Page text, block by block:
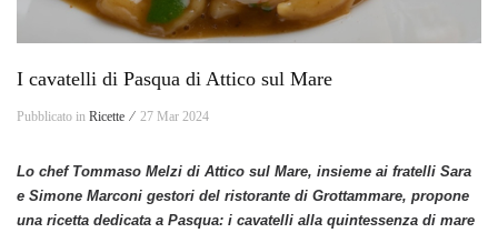
I cavatelli di Pasqua di Attico sul Mare
Pubblicato in Ricette ⁄ 27 Mar 2024
Lo chef Tommaso Melzi di Attico sul Mare, insieme ai fratelli Sara
e Simone Marconi gestori del ristorante di Grottammare, propone
una ricetta dedicata a Pasqua: i cavatelli alla quintessenza di mare